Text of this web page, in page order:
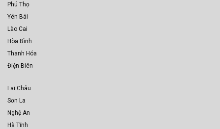
Phú Thọ
Yên Bái
Lào Cai
Hòa Bình
Thanh Hóa
Điện Biên
Lai Châu
Sơn La
Nghệ An
Hà Tĩnh